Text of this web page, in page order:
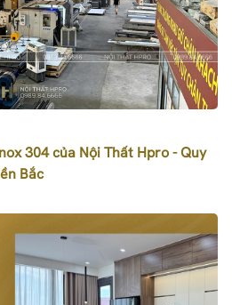
304 của Nội Thất Hpro - Quy
Bắc